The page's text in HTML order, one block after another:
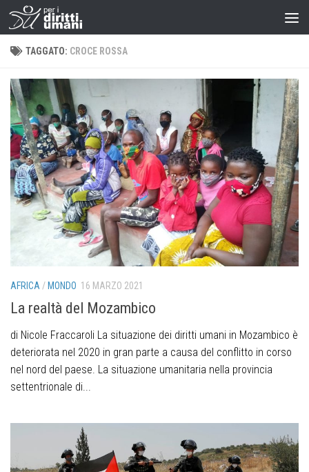
TAGGATO: CROCE ROSSA
AFRICA / MONDO 16 MARZO 2021
La realtà del Mozambico
di Nicole Fraccaroli La situazione dei diritti umani in Mozambico è
deteriorata nel 2020 in gran parte a causa del conflitto in corso
nel nord del paese. La situazione umanitaria nella provincia
settentrionale di...